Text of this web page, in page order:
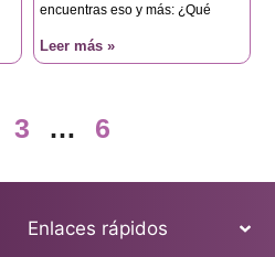
encuentras eso y más: ¿Qué
Leer más »
3 … 6
Enlaces rápidos